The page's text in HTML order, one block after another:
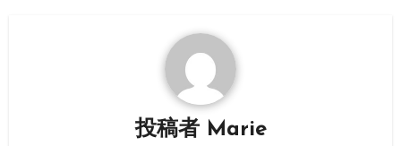
投稿者 Marie